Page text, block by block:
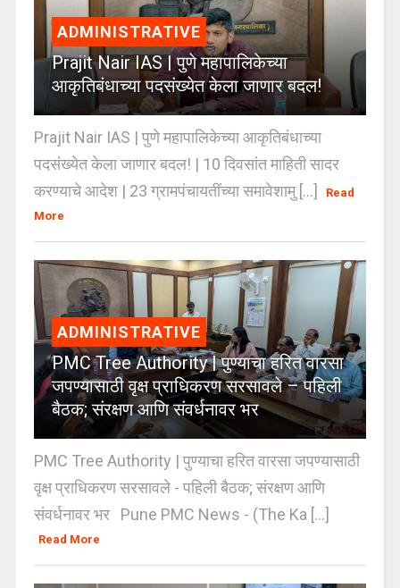
ADMINISTRATIVE
Prajit Nair IAS | पुणे महापालिकेच्या
आकृतिबंधाच्या पदसंख्येत केला जाणार बदल!
Prajit Nair IAS | पुणे महापालिकेच्या आकृतिबंधाच्या
पदसंख्येत केला जाणार बदल! | 10 दिवसांत माहिती सादर
करण्याचे आदेश | 23 ग्रामपंचायतींच्या समावेशामु [...]
Read
More
ADMINISTRATIVE
PMC Tree Authority | पुण्याचा हरित वारसा
जपण्यासाठी वृक्ष प्राधिकरण सरसावले – पहिली
बैठक; संरक्षण आणि संवर्धनावर भर
PMC Tree Authority | पुण्याचा हरित वारसा जपण्यासाठी
वृक्ष प्राधिकरण सरसावले - पहिली बैठक; संरक्षण आणि
संवर्धनावर भर Pune PMC News - (The Ka [...]
Read More